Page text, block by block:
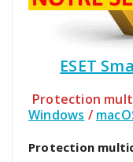
ESET
Protection
Windows /
Protection